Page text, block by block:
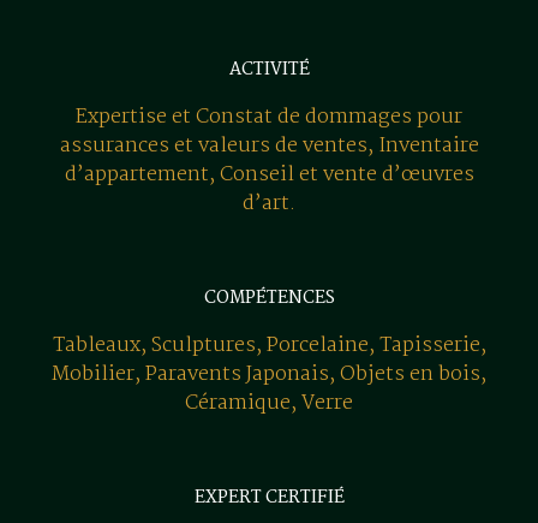
ACTIVITÉ
Expertise et Constat de dommages pour
assurances et valeurs de ventes, Inventaire
d’appartement, Conseil et vente d’œuvres
d’art.
COMPÉTENCES
Tableaux, Sculptures, Porcelaine, Tapisserie,
Mobilier, Paravents Japonais, Objets en bois,
Céramique, Verre
EXPERT CERTIFIÉ